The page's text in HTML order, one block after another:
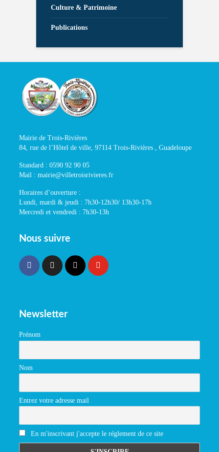
Culture & Patrimoine
Publications
Mairie de Trois-Rivières
84, rue de l’Hôtel de ville, 97114 Trois-Rivières , Guadeloupe
Standard : 0590 92 90 05
Mail : mairie@villetroisrivieres.fr
Horaires d’ouverture :
Lundi, mardi & jeudi : 7h30-12h30/ 13h30-17h
Mercredi et vendredi : 7h30-13h
Nous suivre
Newsletter
Prénom
Nom
Entrez votre adresse mail
En m'inscrivant j'accepte le réglement de ce site